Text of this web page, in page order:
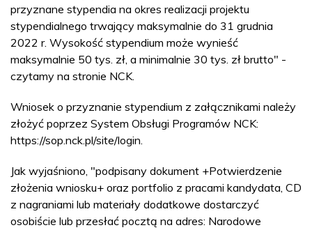
przyznane stypendia na okres realizacji projektu
stypendialnego trwający maksymalnie do 31 grudnia
2022 r. Wysokość stypendium może wynieść
maksymalnie 50 tys. zł, a minimalnie 30 tys. zł brutto" -
czytamy na stronie NCK.
Wniosek o przyznanie stypendium z załącznikami należy
złożyć poprzez System Obsługi Programów NCK:
https://sop.nck.pl/site/login.
Jak wyjaśniono, "podpisany dokument +Potwierdzenie
złożenia wniosku+ oraz portfolio z pracami kandydata, CD
z nagraniami lub materiały dodatkowe dostarczyć
osobiście lub przesłać pocztą na adres: Narodowe